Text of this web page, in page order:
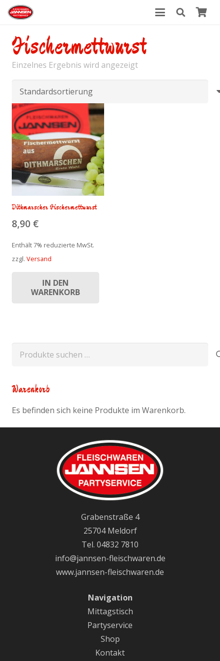
Fischermettwurst
Einzelnes Ergebnis wird angezeigt
Dithmarscher Fischermettwurst
8,90 €
Enthält 7% reduzierte MwSt.
zzgl. Versand
IN DEN
WARENKORB
Suchen
Warenkorb
Es befinden sich keine Produkte im Warenkorb.
Grabenstraße 4
25704 Meldorf
Tel. 04832 7810
info@jannsen-fleischwaren.de
www.jannsen-fleischwaren.de
Navigation
Mittagstisch
Partyservice
Shop
Kontakt